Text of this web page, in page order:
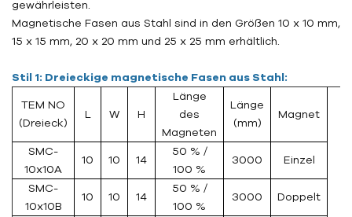
gewährleisten.
Magnetische Fasen aus Stahl sind in den Größen 10 x 10 mm,
15 x 15 mm, 20 x 20 mm und 25 x 25 mm erhältlich.
Stil 1: Dreieckige magnetische Fasen aus Stahl:
TEM NO
(Dreieck)
L W H
Länge
des
Magneten
Länge
(mm)
Magnet
SMC-
10x10A
10 10 14
50 % /
100 %
3000 Einzel
SMC-
10x10B
10 10 14
50 % /
100 %
3000 Doppelt